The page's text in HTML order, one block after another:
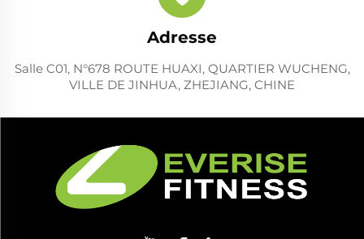
Adresse
Salle C01, N°678 ROUTE HUAXI, QUARTIER WUCHENG,
VILLE DE JINHUA, ZHEJIANG, CHINE